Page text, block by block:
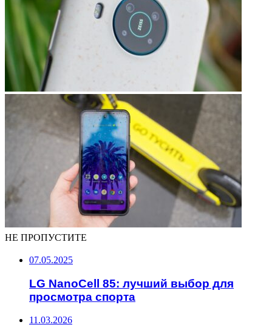
НЕ ПРОПУСТИТЕ
07.05.2025
LG NanoCell 85: лучший выбор для
просмотра спорта
11.03.2026